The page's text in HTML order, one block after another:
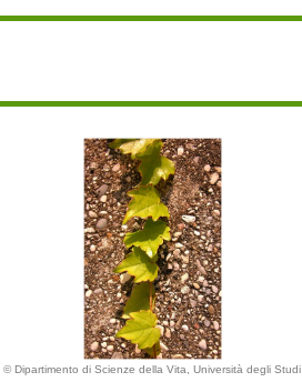
© Dipartimento di Scienze della Vita, Università degli Studi